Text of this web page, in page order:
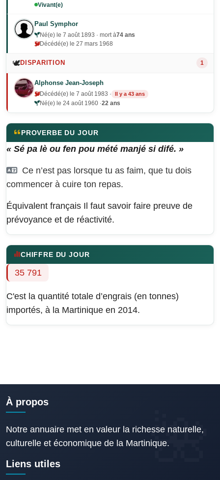
Vivant(e)
Paul Symphor
Né(e) le 7 août 1893 · mort à74 ans
Décédé(e) le 27 mars 1968
🕊️DISPARITION 1
Alphonse Jean-Joseph
Décédé(e) le 7 août 1983 · Il y a 43 ans
Né(e) le 24 août 1960 ·22 ans
PROVERBE DU JOUR
« Sé pa lè ou fen pou mété manjé si difé. »
Ce n’est pas lorsque tu as faim, que tu dois
commencer à cuire ton repas.
Équivalent français Il faut savoir faire preuve de
prévoyance et de réactivité.
CHIFFRE DU JOUR
35 791
C'est la quantité totale d’engrais (en tonnes)
importés, à la Martinique en 2014.
À propos
Notre annuaire met en valeur la richesse naturelle,
culturelle et économique de la Martinique.
Liens utiles